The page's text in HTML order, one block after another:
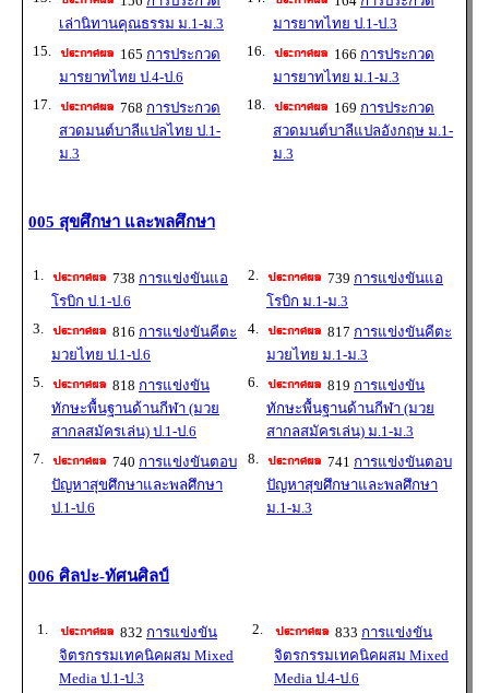
เล่านิทานคุณธรรม ม.1-ม.3
มารยาทไทย ป.1-ป.3
15.
165 การประกวด
มารยาทไทย ป.4-ป.6
16. 166 การประกวด
มารยาทไทย ม.1-ม.3
17.
768 การประกวด
สวดมนต์บาลีแปลไทย ป.1-
ม.3
18. 169 การประกวด
สวดมนต์บาลีแปลอังกฤษ ม.1-
ม.3
005 สุขศึกษา และพลศึกษา
1. 738 การแข่งขันแอ
โรบิก ป.1-ป.6
2. 739 การแข่งขันแอ
โรบิก ม.1-ม.3
3.
816 การแข่งขันคีตะ
มวยไทย ป.1-ป.6
4. 817 การแข่งขันคีตะ
มวยไทย ม.1-ม.3
5.
818 การแข่งขัน
ทักษะพื้นฐานด้านกีฬา (มวย
สากลสมัครเล่น) ป.1-ป.6
6. 819 การแข่งขัน
ทักษะพื้นฐานด้านกีฬา (มวย
สากลสมัครเล่น) ม.1-ม.3
7.
740 การแข่งขันตอบ
ปัญหาสุขศึกษาและพลศึกษา
ป.1-ป.6
8. 741 การแข่งขันตอบ
ปัญหาสุขศึกษาและพลศึกษา
ม.1-ม.3
006 ศิลปะ-ทัศนศิลป์
1. 832 การแข่งขัน
จิตรกรรมเทคนิคผสม Mixed
Media ป.1-ป.3
2. 833 การแข่งขัน
จิตรกรรมเทคนิคผสม Mixed
Media ป.4-ป.6